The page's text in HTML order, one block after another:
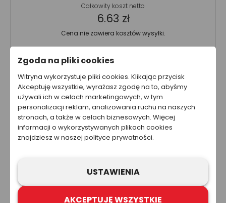
Całkowity koszt netto
6.63 zł
Cena nie zawiera kosztów wysyłki.
Ta strona została przygotowana w celach informacyjnych. W
żadnym wypadku informacje zawarte na stronie nie powinny
być wykorzystywane ani traktowane jako oferta sprzedaży,
natomiast mogą być traktowane jako zaproszenie lub
nakłanianie do złożenia oferty kupna produktów lub usług firm
z grupy Refloactive. Zawarcie umowy wymaga indywidualnych
ustaleń, np. złożenia zamówienia i jego przyjęcia. Zastrzegamy
sobie prawo do aktualizacji, zmiany, zastąpienia lub
anulowania dowolnej części strony internetowej i zawartych na
Zgoda na pliki cookies
Witryna wykorzystuje pliki cookies. Klikając przycisk
Akceptuję wszystkie, wyrażasz zgodę na to, abyśmy
używali ich w celach marketingowych, w tym
personalizacji reklam, analizowania ruchu na naszych
stronach, a także w celach biznesowych. Więcej
informacji o wykorzystywanych plikach cookies
znajdziesz w naszej polityce prywatności.
USTAWIENIA
AKCEPTUJĘ WSZYSTKIE